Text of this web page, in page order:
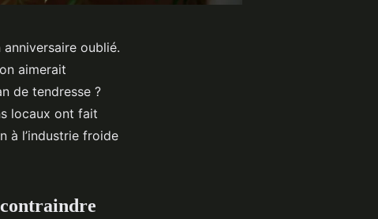
oublié.
aimerait
de tendresse ?
locaux ont fait
à l’industrie froide